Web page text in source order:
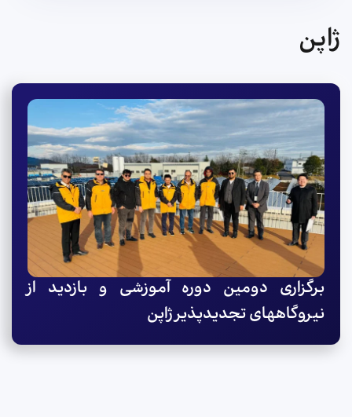
ژاپن
برگزاری دومین دوره آموزشی و بازدید از
نیروگاه­های تجدیدپذیر ژاپن